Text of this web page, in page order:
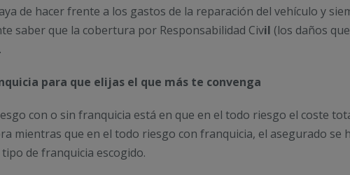
de hacer frente a los gastos de la reparación del vehículo y
saber que la cobertura por Responsabilidad Civil (los daños
para que elijas el que más te convenga
con o sin franquicia está en que en el todo riesgo el coste
mientras que en el todo riesgo con franquicia, el asegurado se
de franquicia escogido.